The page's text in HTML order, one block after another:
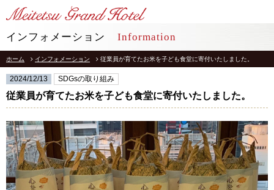
LANGUAGE
TOP トップ
STAY 宿泊
RESTAURANT レストラン
インフォメーション
館内施設
採用情報
プライバシーポリシー
インフォメーション Information
ホーム インフォメーション 従業員が育てたお米を子ども食堂に寄付いたしました。
2024/12/13 SDGsの取り組み
従業員が育てたお米を子ども食堂に寄付いたしました。